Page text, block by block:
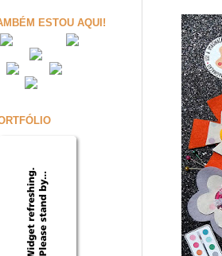
ESTOU AQUI!